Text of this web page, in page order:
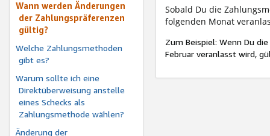
Wann werden Änderungen
der Zahlungspräferenzen
gültig?
Welche Zahlungsmethoden
gibt es?
Warum sollte ich eine
Direktüberweisung anstelle
eines Schecks als
Zahlungsmethode wählen?
Änderung der
Sobald Du die
folgenden Monat
Zum Beispiel: Wenn Du
Februar veranlasst wird,